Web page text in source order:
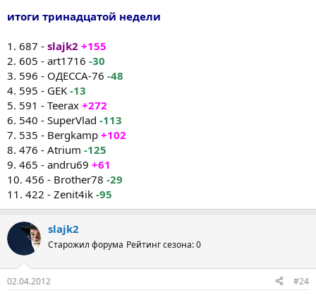
итоги тринадцатой недели
1. 687 - slajk2 +155
2. 605 - art1716 -30
3. 596 - ОДЕССА-76 -48
4. 595 - GEK -13
5. 591 - Teerax +272
6. 540 - SuperVlad -113
7. 535 - Bergkamp +102
8. 476 - Atrium -125
9. 465 - andru69 +61
10. 456 - Brother78 -29
11. 422 - Zenit4ik -95
slajk2
Старожил форума Рейтинг сезона: 0
02.04.2012 #24